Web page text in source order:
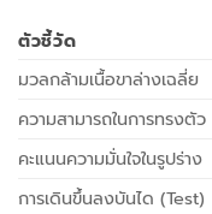
ตัวชี้วัด
มวลกล้ามเนื้อขาล่างเฉลี่ย
ความสามารถในการทรงตัว
คะแนนความมั่นใจในรูปร่าง
การเดินขึ้นลงบันได (Test)